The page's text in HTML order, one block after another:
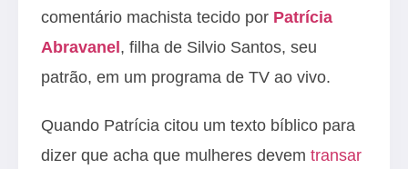
comentário machista tecido por Patrícia
Abravanel, filha de Silvio Santos, seu
patrão, em um programa de TV ao vivo.
Quando Patrícia citou um texto bíblico para
dizer que acha que mulheres devem transar